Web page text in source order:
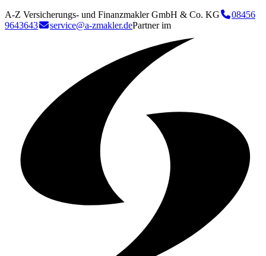
A-Z Versicherungs- und Finanzmakler GmbH & Co. KG
08456
9643643
service@a-zmakler.dePartner im